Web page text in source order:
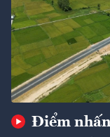
Điểm